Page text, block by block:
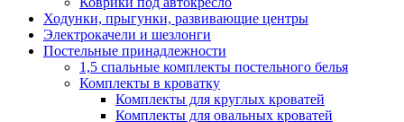
Ходунки, прыгунки, развивающие центры
Электрокачели и шезлонги
Постельные принадлежности
1,5 спальные комплекты постельного белья
Комплекты в кроватку
Комплекты для круглых кроватей
Комплекты для овальных кроватей